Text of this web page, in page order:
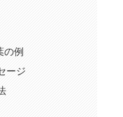
の例
ージ